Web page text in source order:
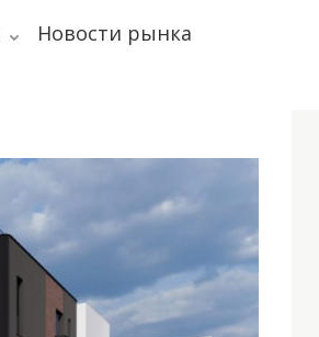
Новости рынка